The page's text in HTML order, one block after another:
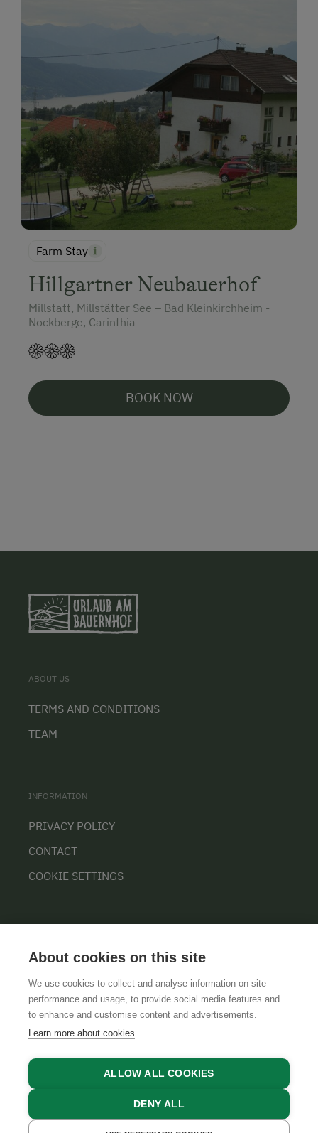
Farm Stay
Hillgartner Neubauerhof
Millstatt, Millstätter See – Bad Kleinkirchheim -
Nockberge, Carinthia
BOOK NOW
ABOUT US
TERMS AND CONDITIONS
TEAM
INFORMATION
PRIVACY POLICY
CONTACT
COOKIE SETTINGS
GTCSLEGAL NOTICEDATA PROTECTION
About cookies on this site
We use cookies to collect and analyse information on site
performance and usage, to provide social media features and
to enhance and customise content and advertisements.
Learn more about cookies
ALLOW ALL COOKIES
DENY ALL